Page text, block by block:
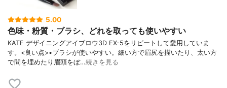
5.00
色味・粉質・ブラシ、どれを取っても使いやすい
KATE デザイニングアイブロウ3D EX-5をリピートして愛用していま
す。<良い点>•ブラシが使いやすい。細い方で眉尻を描いたり、太い方
で間を埋めたり眉頭をぼ…続きを見る